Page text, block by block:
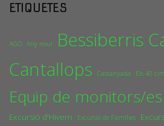
ETIQUETES
AGO Any nou! Bessiberris
Cantallops Castanyada Els 40
Equip de monitors/es
Excursió d'Hivern Excursió de Famílies